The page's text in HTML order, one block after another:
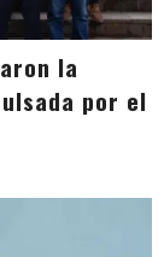
la
por el